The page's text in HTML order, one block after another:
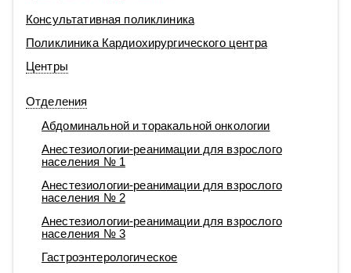
Консультативная поликлиника
Поликлиника Кардиохирургического центра
Центры
Отделения
Абдоминальной и торакальной онкологии
Анестезиологии-реанимации для взрослого
населения № 1
Анестезиологии-реанимации для взрослого
населения № 2
Анестезиологии-реанимации для взрослого
населения № 3
Гастроэнтерологическое